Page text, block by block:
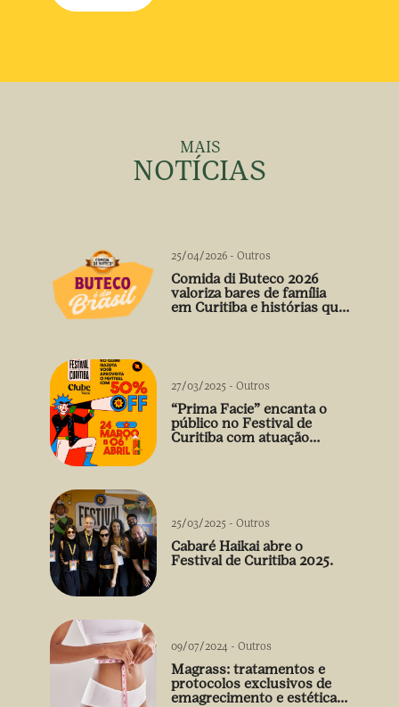
MAIS
NOTÍCIAS
25/04/2026 - Outros
Comida di Buteco 2026
valoriza bares de família
em Curitiba e histórias que
27/03/2025 - Outros
“Prima Facie” encanta o
público no Festival de
Curitiba com atuação
25/03/2025 - Outros
Cabaré Haikai abre o
Festival de Curitiba 2025.
09/07/2024 - Outros
Magrass: tratamentos e
protocolos exclusivos de
emagrecimento e estética